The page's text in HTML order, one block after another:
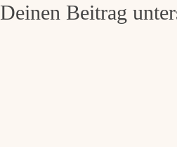
Deinen Beitrag